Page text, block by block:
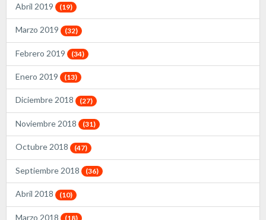
Abril 2019 (19)
Marzo 2019 (32)
Febrero 2019 (34)
Enero 2019 (13)
Diciembre 2018 (27)
Noviembre 2018 (31)
Octubre 2018 (47)
Septiembre 2018 (36)
Abril 2018 (10)
Marzo 2018 (18)